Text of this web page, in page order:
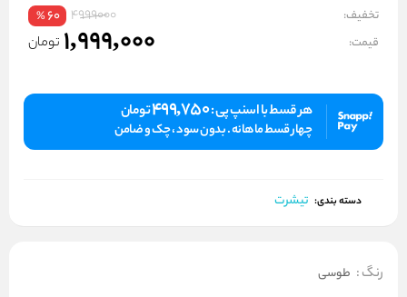
تخفیف: 4999000
60
%
قیمت: 1,999,000 تومان
هر قسط با اسنپ پی :499,750تومان
چهار قسط ماهانه . بدون سود ، چک و ضامن
دسته بندی: تیشرت
رنگ: طوسی